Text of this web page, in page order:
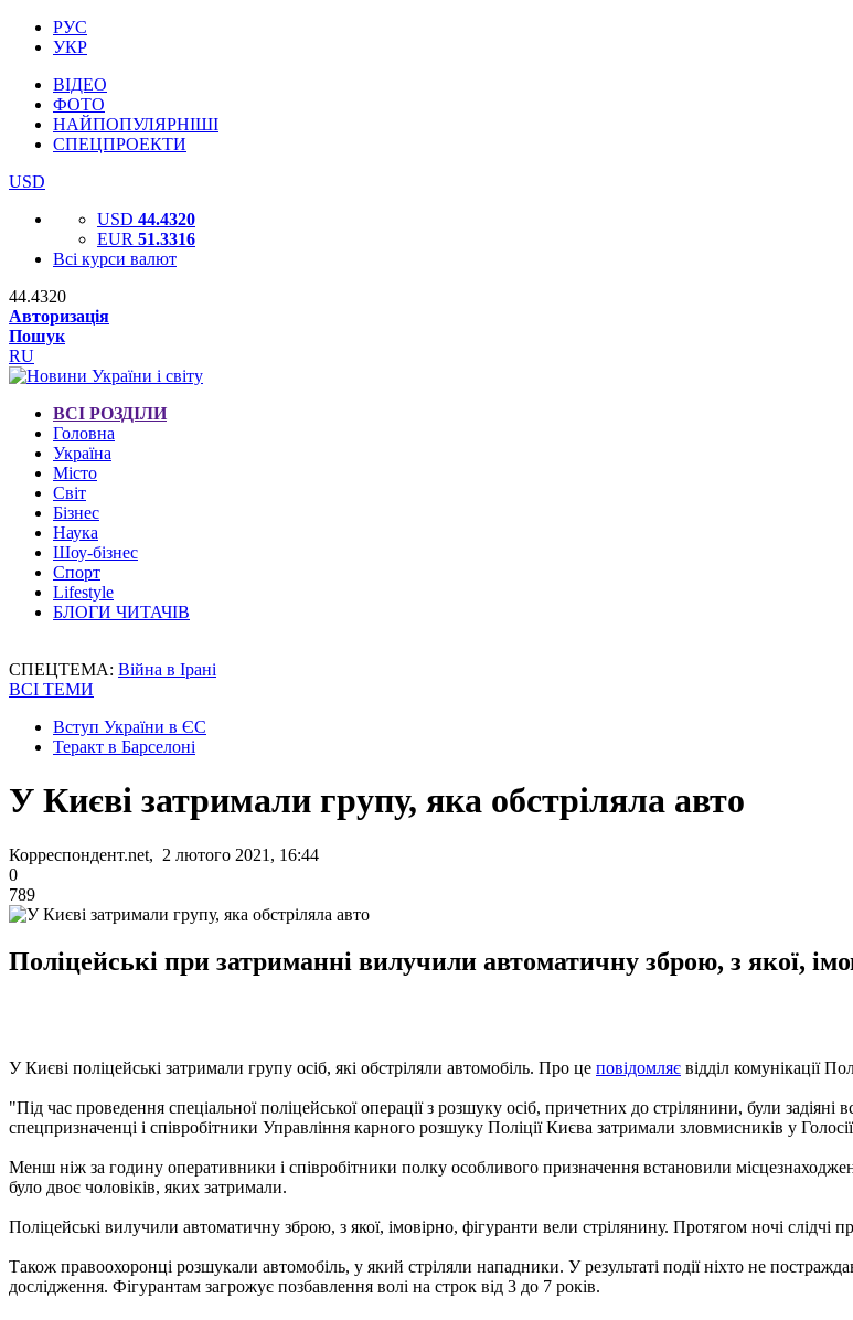
РУС
УКР
ВІДЕО
ФОТО
НАЙПОПУЛЯРНІШІ
СПЕЦПРОЕКТИ
USD
USD 44.4320
EUR 51.3316
Всі курси валют
44.4320
Авторизація
Пошук
RU
ВСІ РОЗДІЛИ
Головна
Україна
Місто
Світ
Бізнес
Наука
Шоу-бізнес
Спорт
Lifestyle
БЛОГИ ЧИТАЧІВ
СПЕЦТЕМА: Війна в Ірані
ВСІ ТЕМИ
Вступ України в ЄС
Теракт в Барселоні
У Києві затримали групу, яка обстріляла авто
Корреспондент.net, 2 лютого 2021, 16:44
0
789
Поліцейські при затриманні вилучили автоматичну зброю, з якої,
У Києві поліцейські затримали групу осіб, які обстріляли автомобіль. Про це повідомляє відділ комунікації
"Під час проведення спеціальної поліцейської операції з розшуку осіб, причетних до стрілянини, були задіяні
спецпризначенці і співробітники Управління карного розшуку Поліції Києва затримали зловмисників у
Менш ніж за годину оперативники і співробітники полку особливого призначення встановили
було двоє чоловіків, яких затримали.
Поліцейські вилучили автоматичну зброю, з якої, імовірно, фігуранти вели стрілянину. Протягом ночі
Також правоохоронці розшукали автомобіль, у який стріляли нападники. У результаті події ніхто не
дослідження. Фігурантам загрожує позбавлення волі на строк від 3 до 7 років.